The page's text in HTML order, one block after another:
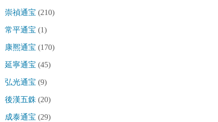
崇禎通宝 (210)
常平通宝 (1)
康熈通宝 (170)
延寧通宝 (45)
弘光通宝 (9)
後漢五銖 (20)
成泰通宝 (29)